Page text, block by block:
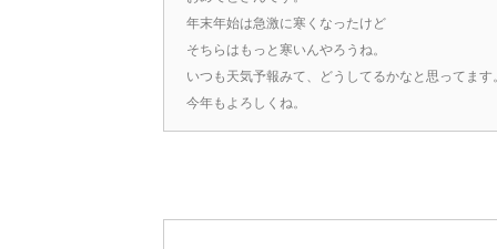
年末年始は急激に寒くなったけど
そちらはもっと寒いんやろうね。
いつも天気予報みて、どうしてるかなと思ってます
今年もよろしくね。